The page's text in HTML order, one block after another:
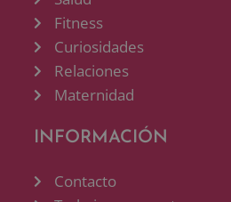
Fitness
Curiosidades
Relaciones
Maternidad
INFORMACIÓN
Contacto